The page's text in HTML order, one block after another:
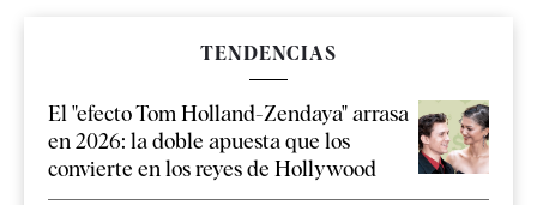
TENDENCIAS
El "efecto Tom Holland-Zendaya" arrasa
en 2026: la doble apuesta que los
convierte en los reyes de Hollywood